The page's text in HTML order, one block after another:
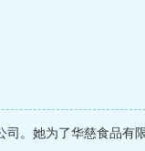
。她为了华慈食品有限